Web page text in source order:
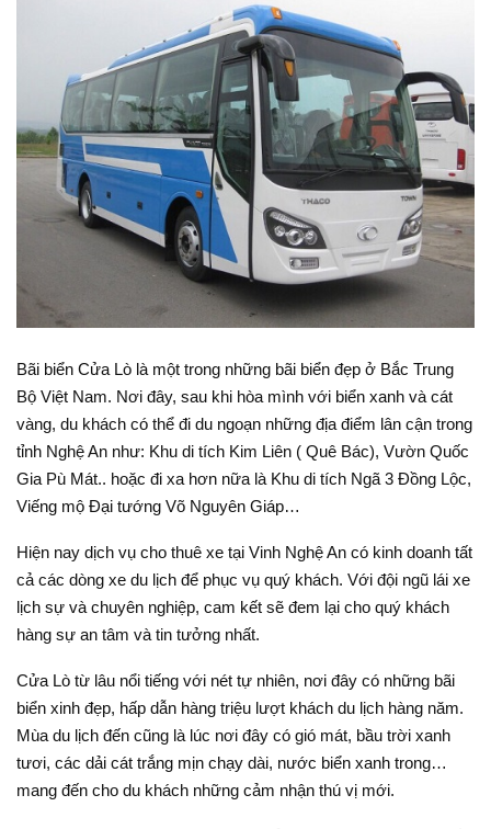
Bãi biển Cửa Lò là một trong những bãi biển đẹp ở Bắc Trung
Bộ Việt Nam. Nơi đây, sau khi hòa mình với biển xanh và cát
vàng, du khách có thể đi du ngoạn những địa điểm lân cận trong
tỉnh Nghệ An như: Khu di tích Kim Liên ( Quê Bác), Vườn Quốc
Gia Pù Mát.. hoặc đi xa hơn nữa là Khu di tích Ngã 3 Đồng Lộc,
Viếng mộ Đại tướng Võ Nguyên Giáp…
Hiện nay dịch vụ cho thuê xe tại Vinh Nghệ An có kinh doanh tất
cả các dòng xe du lịch để phục vụ quý khách. Với đội ngũ lái xe
lịch sự và chuyên nghiệp, cam kết sẽ đem lại cho quý khách
hàng sự an tâm và tin tưởng nhất.
Cửa Lò từ lâu nổi tiếng với nét tự nhiên, nơi đây có những bãi
biển xinh đẹp, hấp dẫn hàng triệu lượt khách du lịch hàng năm.
Mùa du lịch đến cũng là lúc nơi đây có gió mát, bầu trời xanh
tươi, các dải cát trắng mịn chạy dài, nước biển xanh trong…
mang đến cho du khách những cảm nhận thú vị mới.